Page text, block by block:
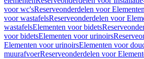
voor wc'sReserveonderdelen voor
voor wastafelsReserveonderdelen voor
wastafelsElementen voor bidets
voor bidetsElementen voor urinoirs
Elementen voor urinoirsElementen voor
muurafvoerReserveonderdelen voor